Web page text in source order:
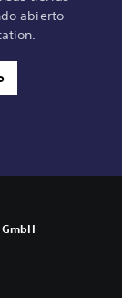
abierto